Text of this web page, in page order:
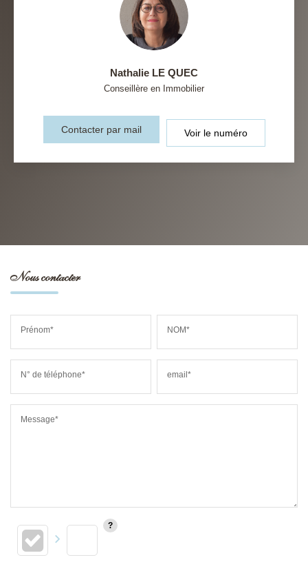
Nathalie LE QUEC
Conseillère en Immobilier
Contacter par mail Voir le numéro
Nous contacter
Prénom* NOM*
N° de téléphone* email*
Message*